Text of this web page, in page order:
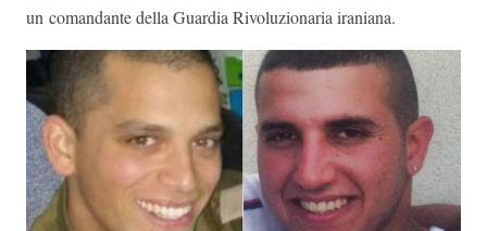
un comandante della Guardia Rivoluzionaria iraniana.